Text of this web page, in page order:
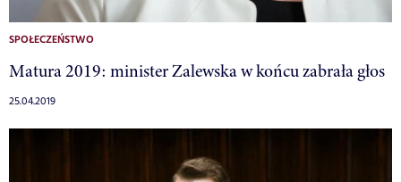
SPOŁECZEŃSTWO
Matura 2019: minister Zalewska w końcu zabrała głos
25.04.2019